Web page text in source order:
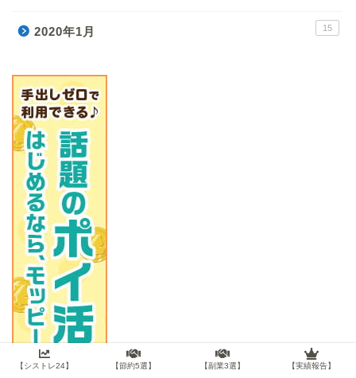
2020年1月 15
【シストレ24】 【節約5選】 【副業3選】 【実績報告】